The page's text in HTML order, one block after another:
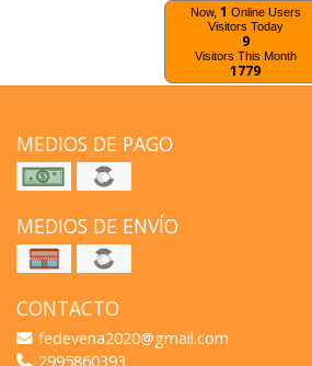
Now, 1 Online Users
Visitors Today
9
Visitors This Month
1779
MEDIOS DE PAGO
MEDIOS DE ENVÍO
CONTACTO
fedevena2020@gmail.com
2995860393